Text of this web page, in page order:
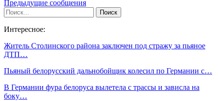
Предыдущие сообщения
Интересное:
Житель Столинского района заключен под стражу за пьяное
ДТП…
Пьяный белорусский дальнобойщик колесил по Германии с…
В Германии фура белоруса вылетела с трассы и зависла на
боку…